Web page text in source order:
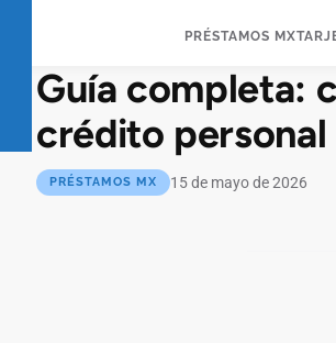
PRÉSTAMOS MX
Guía completa:
crédito
PRÉSTAMOS MX 15 de mayo de 2026